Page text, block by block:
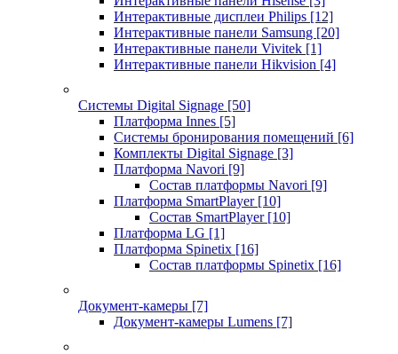
Интерактивные дисплеи Philips [12]
Интерактивные панели Samsung [20]
Интерактивные панели Vivitek [1]
Интерактивные панели Hikvision [4]
Системы Digital Signage [50]
Платформа Innes [5]
Системы бронирования помещений [6]
Комплекты Digital Signage [3]
Платформа Navori [9]
Состав платформы Navori [9]
Платформа SmartPlayer [10]
Состав SmartPlayer [10]
Платформа LG [1]
Платформа Spinetix [16]
Состав платформы Spinetix [16]
Документ-камеры [7]
Документ-камеры Lumens [7]